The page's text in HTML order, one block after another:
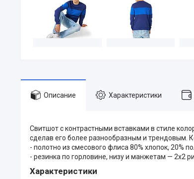
Описание Характеристики
Свитшот с контрастными вставками в стиле
сделав его более разнообразным и трендовым.
- полотно из смесового флиса 80% хлопок, 20%
- резинка по горловине, низу и манжетам — 2х2
Характеристики